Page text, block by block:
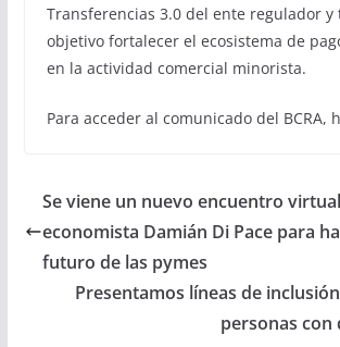
Transferencias 3.0 del ente regulador y
objetivo fortalecer el ecosistema de
en la actividad comercial minorista.
Para acceder al comunicado del BCRA,
Se viene un nuevo encuentro
economista Damián Di Pace para
futuro de las pymes
Presentamos líneas de
personas con